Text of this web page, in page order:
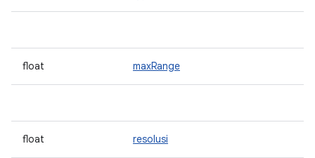
float maxRange
float resolusi